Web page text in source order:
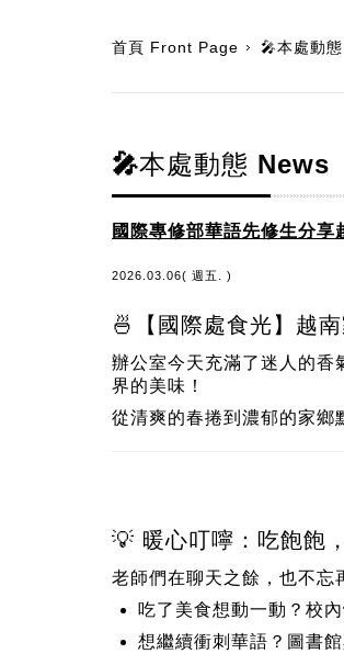
首頁 Front Page 🎤本處動
🎤本處動態 News
國際專修部華語先修生分享
2026.03.06( 週五. )
🍜【國際處食光】越
辦公室今天充滿了迷人的香
界的美味！
從清爽的春捲到濃郁的家
💡 暖心叮嚀：吃飽飽
老師們在聊天之餘，也不忘
吃了美食想動一動？ 校
想繼續衝刺華語？ 圖書